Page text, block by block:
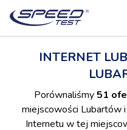
INTERNET
Porównaliśmy 51
miejscowości Lubartów
Internetu w tej